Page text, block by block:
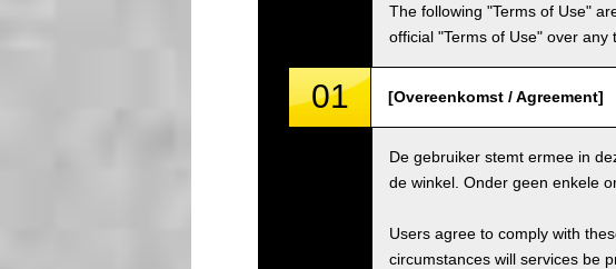
The following "Terms of Use"
official "Terms of Use" over any
01 [Overeenkomst / Agreement]
De gebruiker stemt ermee in
de winkel. Onder geen enkele
Users agree to comply with
circumstances will services be